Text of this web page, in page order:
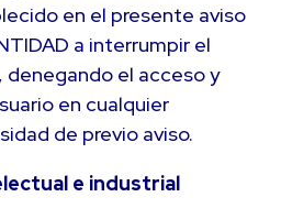
en el presente aviso
a interrumpir el
denegando el acceso y
en cualquier
de previo aviso.
e industrial